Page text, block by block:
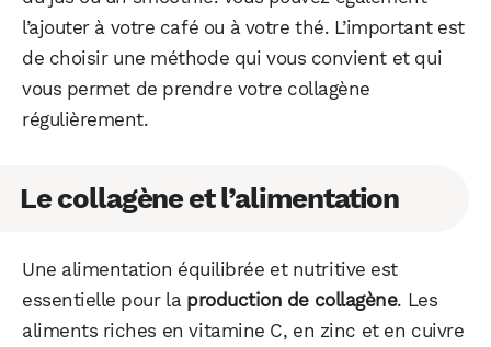
l’ajouter à votre café ou à votre thé. L’important est
de choisir une méthode qui vous convient et qui
vous permet de prendre votre collagène
régulièrement.
Le collagène et l’alimentation
Une alimentation équilibrée et nutritive est
essentielle pour la production de collagène. Les
aliments riches en vitamine C, en zinc et en cuivre
WhatsApp Telegram Email
Facebook X LinkedIn